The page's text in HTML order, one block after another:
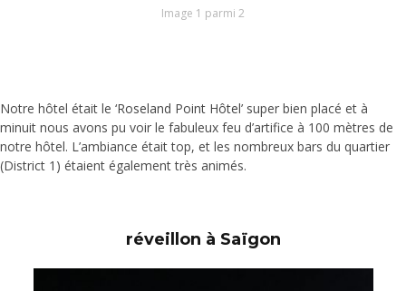
Image 1 parmi 2
Notre hôtel était le ‘Roseland Point Hôtel’ super bien placé et à
minuit nous avons pu voir le fabuleux feu d’artifice à 100 mètres de
notre hôtel. L’ambiance était top, et les nombreux bars du quartier
(District 1) étaient également très animés.
réveillon à Saïgon